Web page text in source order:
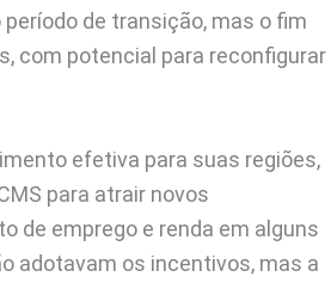
de transição, mas o fim
com potencial para reconfigurar
efetiva para suas regiões,
para atrair novos
de emprego e renda em alguns
adotavam os incentivos, mas a